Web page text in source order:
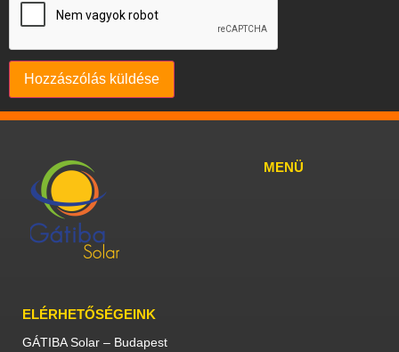
MENÜ
ELÉRHETŐSÉGEINK
GÁTIBA Solar – Budapest